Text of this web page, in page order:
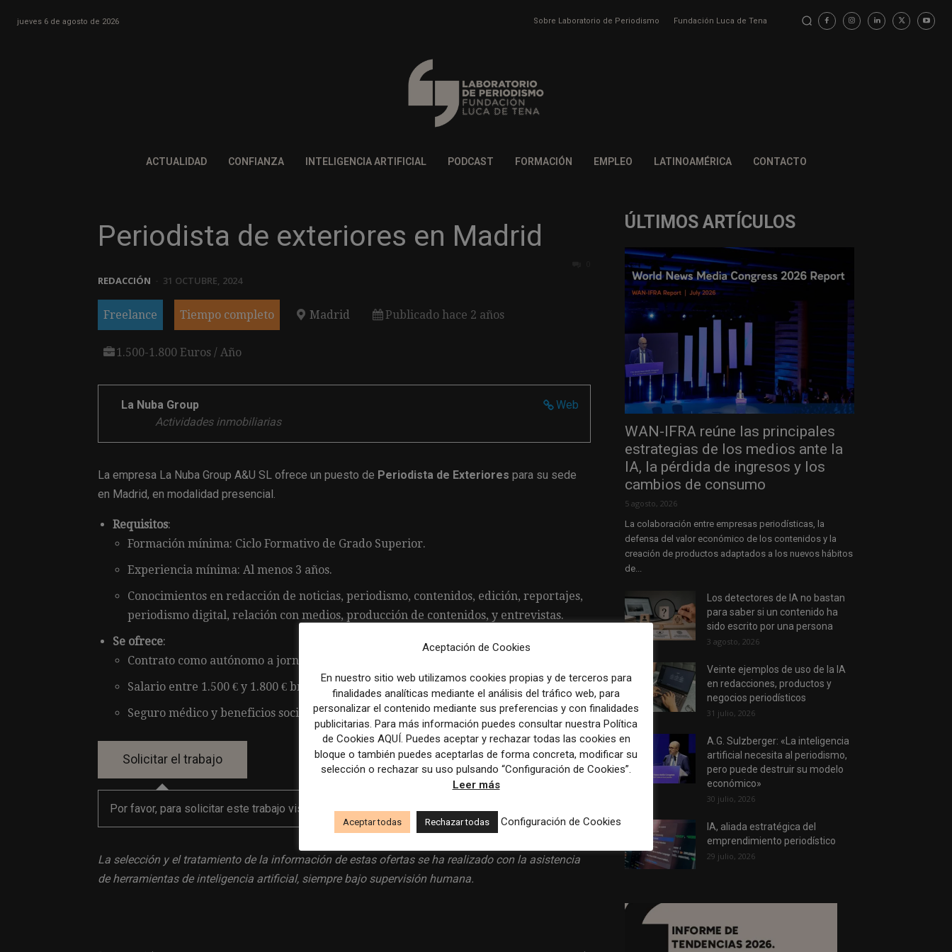
jueves 6 de agosto de 2026 Sobre Laboratorio de Periodismo Fundación Luca de Tena
ACTUALIDAD CONFIANZA INTELIGENCIA ARTIFICIAL PODCAST FORMACIÓN EMPLEO LATINOAMÉRICA CONTACTO
Periodista de exteriores en Madrid
REDACCIÓN 31 OCTUBRE, 2024
Freelance Tiempo completo Madrid Publicado hace 2 años
1.500-1.800 Euros / Año
Web
La Nuba Group
Actividades inmobiliarias
La empresa La Nuba Group A&U SL ofrece un puesto de Periodista de Exteriores para su sede
en Madrid, en modalidad presencial.
Requisitos:
Formación mínima: Ciclo Formativo de Grado Superior.
Experiencia mínima: Al menos 3 años.
Conocimientos en redacción de noticias, periodismo, contenidos, edición, reportajes,
periodismo digital, relación con medios, producción de contenidos, y entrevistas.
Se ofrece:
Contrato como autónomo a jornada completa.
Salario entre 1.500 € y 1.800 € brutos al mes.
Seguro médico y beneficios sociales.
Por favor, para solicitar este trabajo visita www.infojobs.net.
La selección y el tratamiento de la información de estas ofertas se ha realizado con la asistencia
de herramientas de inteligencia artificial, siempre bajo supervisión humana.
ÚLTIMOS ARTÍCULOS
WAN-IFRA reúne las principales
estrategias de los medios ante la
IA, la pérdida de ingresos y los
cambios de consumo
5 agosto, 2026
La colaboración entre empresas periodísticas, la
defensa del valor económico de los contenidos y la
creación de productos adaptados a los nuevos hábitos
de...
Los detectores de IA no bastan
para saber si un contenido ha
sido escrito por una persona
3 agosto, 2026
Veinte ejemplos de uso de la IA
en redacciones, productos y
negocios periodísticos
31 julio, 2026
A.G. Sulzberger: «La inteligencia
artificial necesita al periodismo,
pero puede destruir su modelo
económico»
30 julio, 2026
IA, aliada estratégica del
emprendimiento periodístico
29 julio, 2026
Aceptación de Cookies
En nuestro sitio web utilizamos cookies propias y de terceros para
finalidades analíticas mediante el análisis del tráfico web, para
personalizar el contenido mediante sus preferencias y con finalidades
publicitarias. Para más información puedes consultar nuestra Política
de Cookies AQUÍ. Puedes aceptar y rechazar todas las cookies en
bloque o también puedes aceptarlas de forma concreta, modificar su
selección o rechazar su uso pulsando “Configuración de Cookies”.
Leer más
Aceptar todas Rechazar todas Configuración de Cookies